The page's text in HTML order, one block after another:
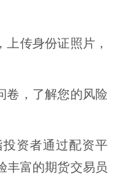
传身份证照片，
卷，了解您的风险
资者通过配资平
丰富的期货交易员